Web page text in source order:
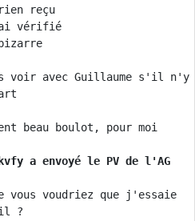
voir avec Guillaume s'il n'y
beau boulot, pour moi
kvfy a envoyé le PV de l'AG
vous voudriez que j'essaie